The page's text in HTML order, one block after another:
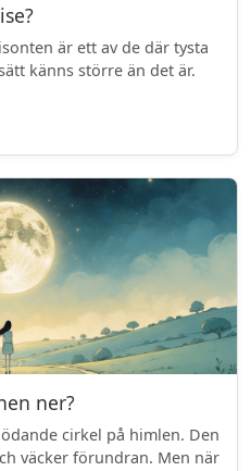
är ett av de där tysta
känns större än det är.
ner?
cirkel på himlen. Den
väcker förundran. Men när